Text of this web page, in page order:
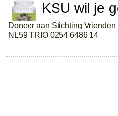
KSU wil je
Doneer aan Stichting
NL59 TRIO 0254 6486 14